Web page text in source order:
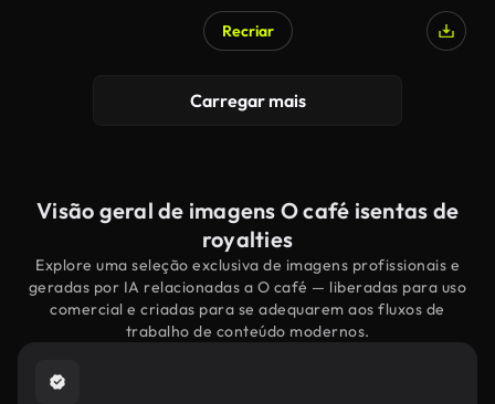
Recriar
Carregar mais
Visão geral de imagens O café isentas de
royalties
Explore uma seleção exclusiva de imagens profissionais e
geradas por IA relacionadas a O café — liberadas para uso
comercial e criadas para se adequarem aos fluxos de
trabalho de conteúdo modernos.